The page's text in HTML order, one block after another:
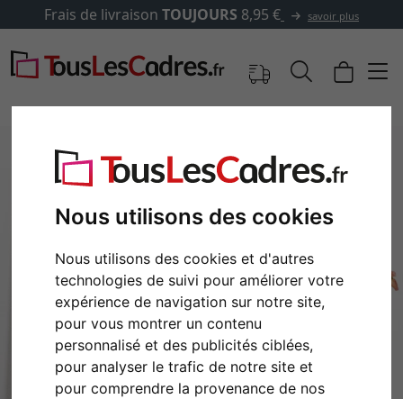
Nous utilisons des cookies
Nous utilisons des cookies et d'autres
technologies de suivi pour améliorer votre
expérience de navigation sur notre site,
pour vous montrer un contenu
personnalisé et des publicités ciblées,
pour analyser le trafic de notre site et
pour comprendre la provenance de nos
Frais de livraison TOUJOURS 8,95 € savoir plus
Retour